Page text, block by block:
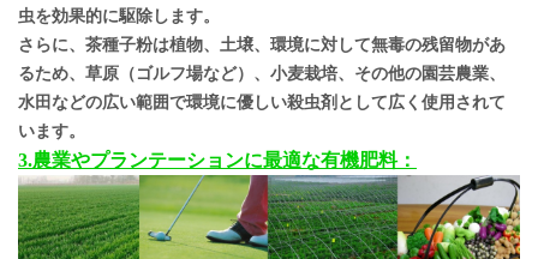
虫を効果的に駆除します。
さらに、茶種子粉は植物、土壌、環境に対して無毒の残留物があ
るため、草原（ゴルフ場など）、小麦栽培、その他の園芸農業、
水田などの広い範囲で環境に優しい殺虫剤として広く使用されて
います。
3.農業やプランテーションに最適な有機肥料：